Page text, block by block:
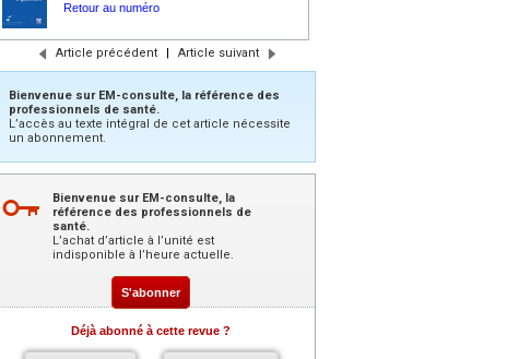
Retour au numéro
Article précédent | Article suivant
Bienvenue sur EM-consulte, la référence des
professionnels de santé.
L’accès au texte intégral de cet article nécessite
un abonnement.
Bienvenue sur EM-consulte, la
référence des professionnels de
santé.
L’achat d’article à l’unité est
indisponible à l’heure actuelle.
S'abonner
Déjà abonné à cette revue ?